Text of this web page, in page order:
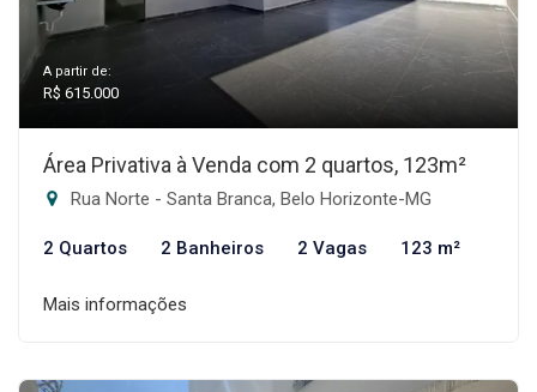
A partir de:
R$ 615.000
Área Privativa à Venda com 2 quartos, 123m²
Rua Norte - Santa Branca, Belo Horizonte-MG
2 Quartos 2 Banheiros 2 Vagas 123 m²
Mais informações